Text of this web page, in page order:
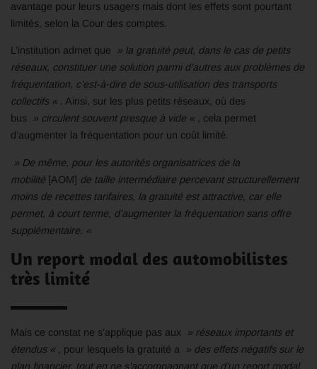
avantage pour leurs usagers mais dont les effets sont pourtant
limités, selon la Cour des comptes.
L’institution admet que » la gratuité peut, dans le cas de petits
réseaux, constituer une solution parmi d’autres aux problèmes de
fréquentation, c’est-à-dire de sous-utilisation des transports
collectifs « . Ainsi, sur les plus petits réseaux, où des
bus » circulent souvent presque à vide « , cela permet
d’augmenter la fréquentation pour un coût limité.
» De même, pour les autorités organisatrices de la
mobilité [AOM]
de taille intermédiaire percevant structurellement
moins de recettes tarifaires, la gratuité est attractive, car elle
permet, à court terme, d’augmenter la fréquentation sans offre
supplémentaire. «
Un report modal des automobilistes
très limité
Mais ce constat ne s’applique pas aux » réseaux importants et
étendus « , pour lesquels la gratuité a » des effets négatifs sur le
plan financier, tout en ne s’accompagnant que d’un report modal